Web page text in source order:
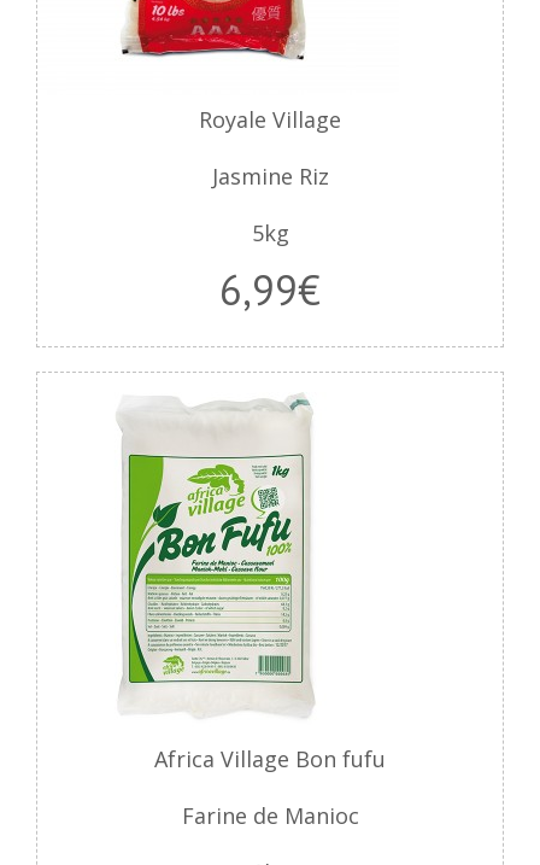
Royale Village
Jasmine Riz
5kg
6,99€
Africa Village Bon fufu
Farine de Manioc